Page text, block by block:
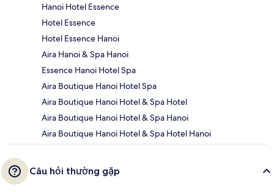
Hanoi Hotel Essence
Hotel Essence
Hotel Essence Hanoi
Aira Hanoi & Spa Hanoi
Essence Hanoi Hotel Spa
Aira Boutique Hanoi Hotel Spa
Aira Boutique Hanoi Hotel & Spa Hotel
Aira Boutique Hanoi Hotel & Spa Hanoi
Aira Boutique Hanoi Hotel & Spa Hotel Hanoi
Câu hỏi thường gặp